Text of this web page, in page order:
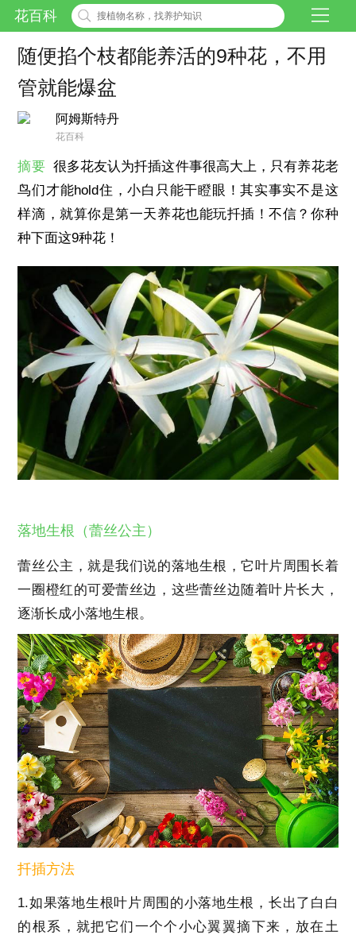
花百科
随便掐个枝都能养活的9种花，不用
管就能爆盆
阿姆斯特丹
花百科
摘要 很多花友认为扦插这件事很高大上，只有养花老
鸟们才能hold住，小白只能干瞪眼！其实事实不是这
样滴，就算你是第一天养花也能玩扦插！不信？你种
种下面这9种花！
落地生根（蕾丝公主）
蕾丝公主，就是我们说的落地生根，它叶片周围长着
一圈橙红的可爱蕾丝边，这些蕾丝边随着叶片长大，
逐渐长成小落地生根。
扦插方法
1.如果落地生根叶片周围的小落地生根，长出了白白
的根系，就把它们一个个小心翼翼摘下来，放在土